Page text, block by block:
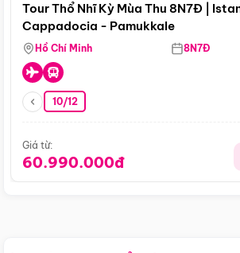
Tour Thổ Nhĩ Kỳ Mùa Thu 8N7Đ |
Cappadocia - Pamukkale
Hồ Chí Minh 8N7Đ
10/12
Giá từ:
60.990.000đ